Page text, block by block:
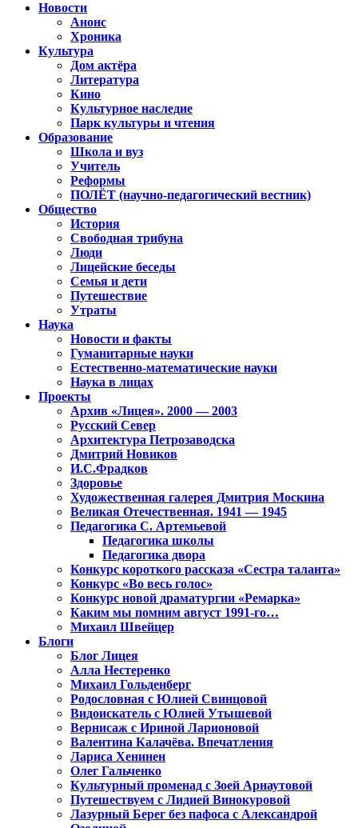
Новости
Анонс
Хроника
Культура
Дом актёра
Литература
Кино
Культурное наследие
Парк культуры и чтения
Образование
Школа и вуз
Учитель
Реформы
ПОЛЁТ (научно-педагогический вестник)
Общество
История
Свободная трибуна
Люди
Лицейские беседы
Семья и дети
Путешествие
Утраты
Наука
Новости и факты
Гуманитарные науки
Естественно-математические науки
Наука в лицах
Проекты
Архив «Лицея». 2000 — 2003
Русский Север
Архитектура Петрозаводска
Дмитрий Новиков
И.С.Фрадков
Здоровье
Художественная галерея Дмитрия Москина
Великая Отечественная. 1941 — 1945
Педагогика С. Артемьевой
Педагогика школы
Педагогика двора
Конкурс короткого рассказа «Сестра таланта»
Конкурс «Во весь голос»
Конкурс новой драматургии «Ремарка»
Каким мы помним август 1991-го…
Михаил Швейцер
Блоги
Блог Лицея
Алла Нестеренко
Михаил Гольденберг
Родословная с Юлией Свинцовой
Видоискатель с Юлией Утышевой
Вернисаж с Ириной Ларионовой
Валентина Калачёва. Впечатления
Лариса Хенинен
Олег Гальченко
Культурный променад с Зоей Арнаутовой
Путешествуем с Лидией Винокуровой
Лазурный Берег без пафоса с Александрой